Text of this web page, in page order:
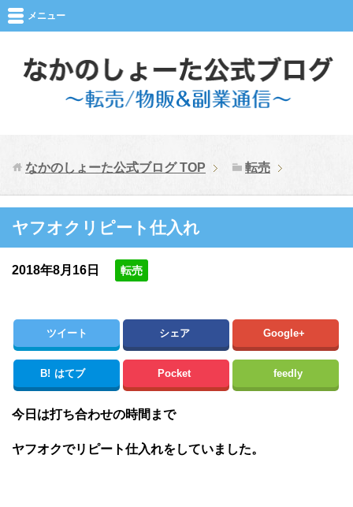
メニュー
なかのしょーた公式ブログTOP 転売
ヤフオクリピート仕入れ
2018年8月16日 転売
ツイート シェア Google+
B! はてブ Pocket feedly
今日は打ち合わせの時間まで
ヤフオクでリピート仕入れをしていました。